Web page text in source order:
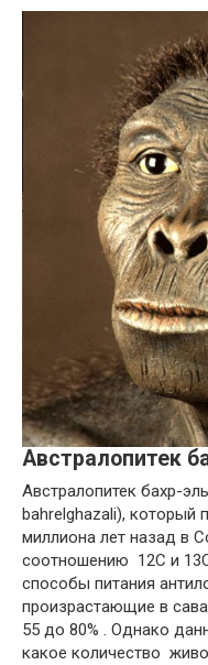
Австралопитек
Австралопитек бахр-
bahrelghazali), который
миллиона лет назад в
соотношению 12C и
способы питания
произрастающие в
55 до 80% . Однако
какое количество